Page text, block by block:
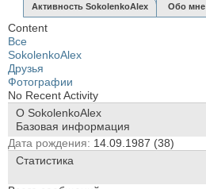
Активность SokolenkoAlex Обо мне
Content
Все
SokolenkoAlex
Друзья
Фотографии
No Recent Activity
О SokolenkoAlex
Базовая информация
Дата рождения
14.09.1987 (38)
Статистика